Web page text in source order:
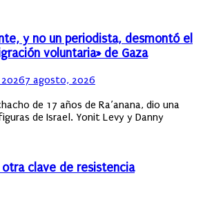
y no un periodista, desmontó el
voluntaria» de Gaza
7 agosto, 2026
de 17 años de Ra’anana, dio una
de Israel. Yonit Levy y Danny
clave de resistencia